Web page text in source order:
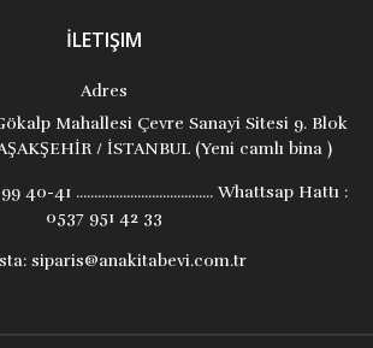
İLETIŞIM
Adres
Mahallesi Çevre Sanayi Sitesi 9. Blok
/ İSTANBUL (Yeni camlı bina )
40-41 ...................................... Whattsap Hattı :
0537 951 42 33
siparis@anakitabevi.com.tr